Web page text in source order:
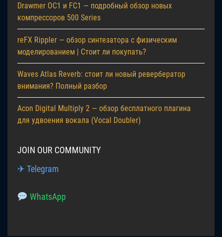
Drawmer OC1 и FC1 — подробный обзор новых
компрессоров 500 Series
reFX Rippler — обзор синтезатора с физическим
моделированием | Стоит ли покупать?
Waves Atlas Reverb: стоит ли новый ревербератор
внимания? Полный разбор
Acon Digital Multiply 2 — обзор бесплатного плагина
для удвоения вокала (Vocal Doubler)
JOIN OUR COMMUNITY
✈ Telegram
WhatsApp